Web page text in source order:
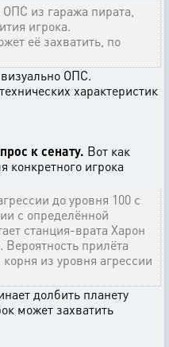
из гаража пирата,
игрока.
её захватить, по
ОПС.
характеристик
к сенату. Вот как
конкретного игрока
до уровня 100 с
с определённой
станция-врата Харон
Вероятность прилёта
из уровня агрессии
долбить планету
может захватить